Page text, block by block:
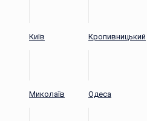
Київ Кропивницький
Миколаїв Одеса